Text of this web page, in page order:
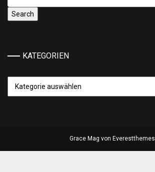
KATEGORIEN
Grace Mag von Everestthemes